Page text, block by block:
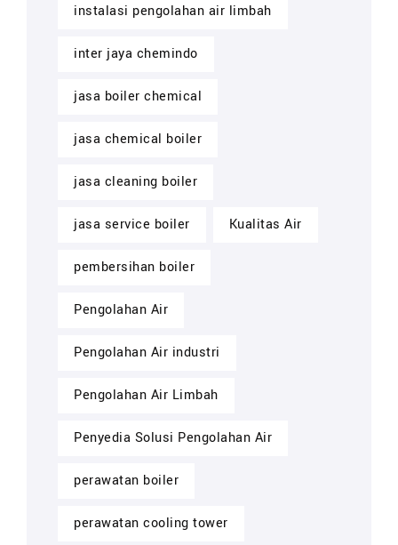
instalasi pengolahan air limbah
inter jaya chemindo
jasa boiler chemical
jasa chemical boiler
jasa cleaning boiler
jasa service boiler Kualitas Air
pembersihan boiler
Pengolahan Air
Pengolahan Air industri
Pengolahan Air Limbah
Penyedia Solusi Pengolahan Air
perawatan boiler
perawatan cooling tower